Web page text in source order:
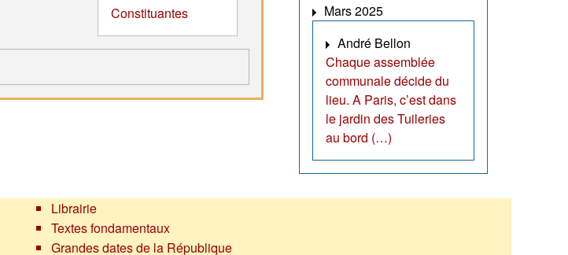
Constituantes
Mars 2025
André Bellon
Chaque assemblée
communale décide du
lieu. A Paris, c’est dans
le jardin des Tuileries
au bord (…)
Librairie
Textes fondamentaux
Grandes dates de la République